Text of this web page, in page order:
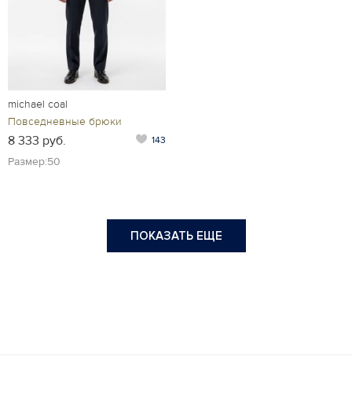
michael coal
Повседневные брюки
8 333 руб. 143
Размер:50
ПОКАЗАТЬ ЕЩЕ